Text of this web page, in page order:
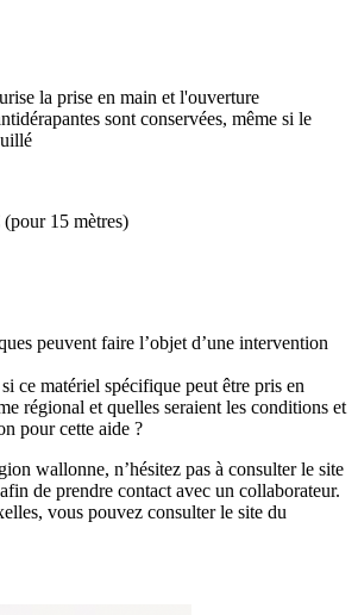
la prise en main et l'ouverture
sont conservées, même si le
15 mètres)
peuvent faire l’objet d’une intervention
ce matériel spécifique peut être pris en
régional et quelles seraient les conditions et
pour cette aide ?
wallonne, n’hésitez pas à consulter le site
afin de prendre contact avec un collaborateur.
vous pouvez consulter le site du